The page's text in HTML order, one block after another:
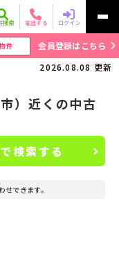
検索
電話する ログイン
件
会員登録はこちら
2026.08.08 更新
）近くの中古
検索する
できます。